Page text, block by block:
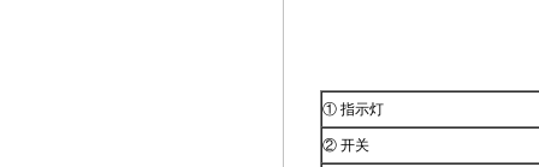
① 指示灯
② 开关